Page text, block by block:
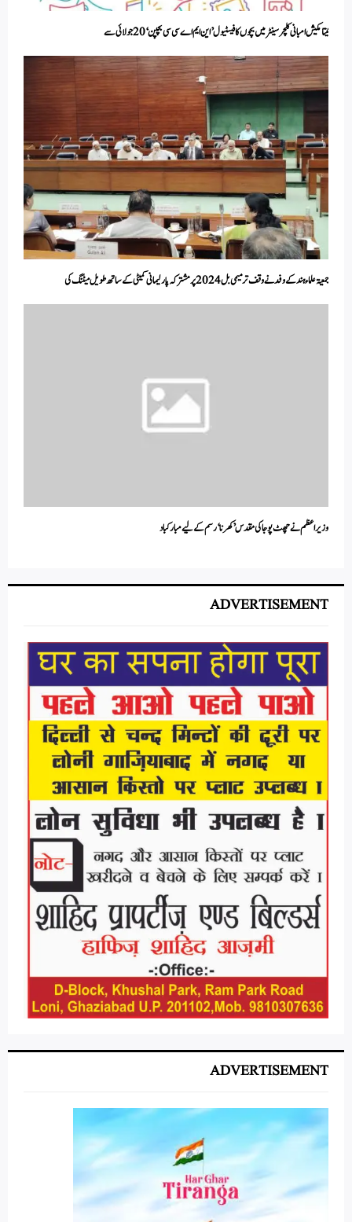
نیتا مکیش امبانی کلچر سینٹر میں بچوں کا فیسٹیو ل’ این ایم اے سی سی بچپن‘ 20جولائی سے
جمعیۃ علماء ہند کے وفد نے وقف ترمیمی بل 2024 پر مشترکہ پارلیمانی کمیٹی کے ساتھ طویل میٹنگ کی
وزیر اعظم نے چھٹ پوجا کی مقدس ’کھرنا ‘رسم کے لیے مبارکباد
ADVERTISEMENT
ADVERTISEMENT